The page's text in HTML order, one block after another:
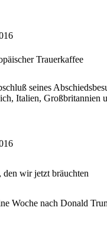
Trauerkaffee
seines
Italien, Großbritannien
den wir jetzt bräuchten
Woche nach Donald